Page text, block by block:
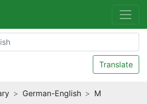
Translate
German-English
M